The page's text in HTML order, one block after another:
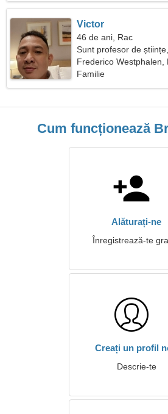
Victor
46 de ani, Rac
Sunt profesor de
visătoare
Frederico Westphalen,
Familie
Cum funcționează
Alăturați-ne
Înregistrează-te
Creați un profil
Descrie-te